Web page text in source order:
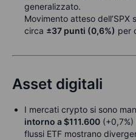
generalizzato.
Movimento atteso
circa ±37 punti (0,6%) per
Asset digitali
I mercati crypto si sono
intorno a $111.600 (+0,7%)
flussi ETF mostrano